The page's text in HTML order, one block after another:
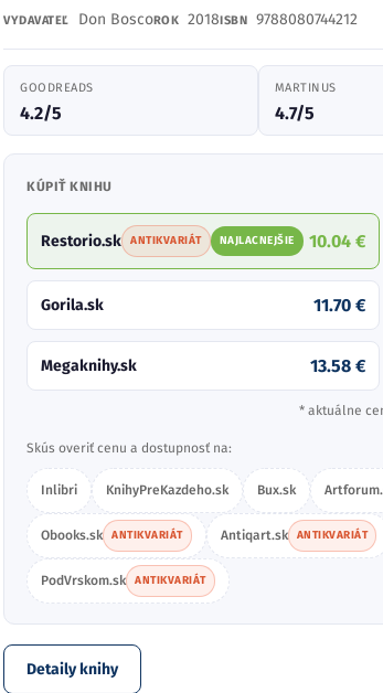
VYDAVATEĽ Don BoscoROK 2018ISBN 9788080744212
GOODREADS
4.2/5
MARTINUS
4.7/5
KÚPIŤ KNIHU
Restorio.sk ANTIKVARIÁT NAJLACNEJŠIE 10.04 €
Gorila.sk 11.70 €
Megaknihy.sk 13.58 €
* aktuálne
Skús overiť cenu a dostupnosť na:
Inlibri KnihyPreKazdeho.sk Bux.sk
Obooks.sk ANTIKVARIÁT Antiqart.sk ANTIKVARIÁT
PodVrskom.sk ANTIKVARIÁT
Detaily knihy